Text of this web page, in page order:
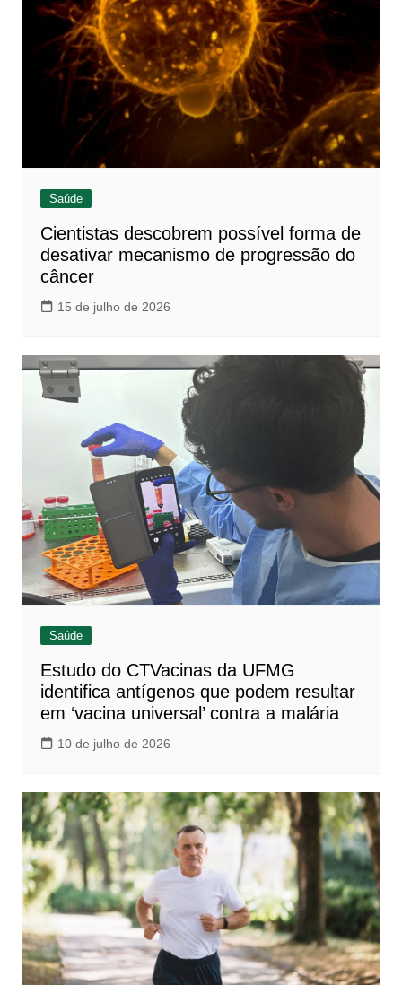
Saúde
Cientistas descobrem possível forma de
desativar mecanismo de progressão do
câncer
15 de julho de 2026
Saúde
Estudo do CTVacinas da UFMG
identifica antígenos que podem resultar
em ‘vacina universal’ contra a malária
10 de julho de 2026